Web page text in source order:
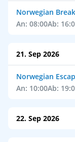
Norwegian
An: 08:00Ab:
21. Sep 2026
Norwegian
An: 10:00Ab:
22. Sep 2026